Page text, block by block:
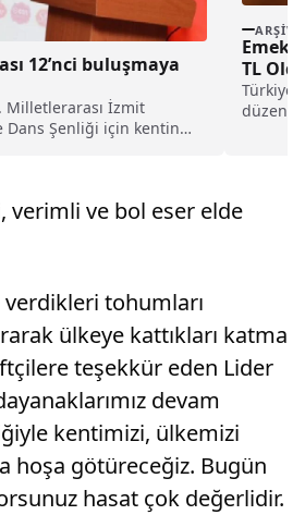
12’nci buluşmaya
Milletlerarası İzmit
Dans Şenliği için kentin
ARŞIV
TL
verimli ve bol eser elde
verdikleri tohumları
ülkeye kattıkları katma
teşekkür eden Lider
devam
kentimizi, ülkemizi
hoşa götüreceğiz. Bugün
hasat çok değerlidir.